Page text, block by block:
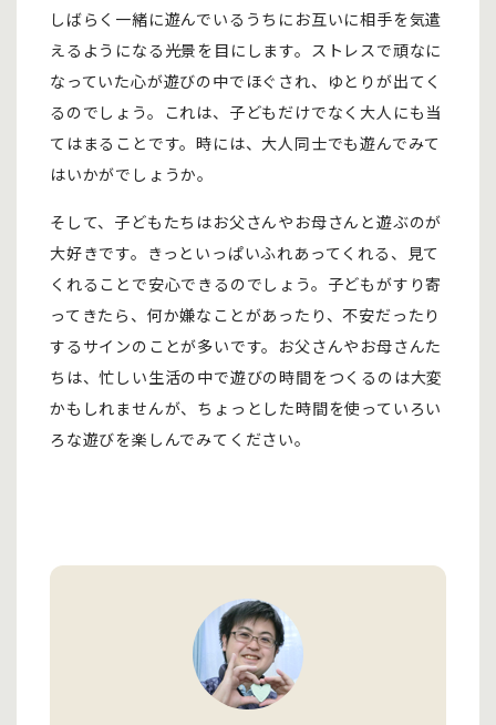
しばらく一緒に遊んでいるうちにお互いに相手を気遣
えるようになる光景を目にします。ストレスで頑なに
なっていた心が遊びの中でほぐされ、ゆとりが出てく
るのでしょう。これは、子どもだけでなく大人にも当
てはまることです。時には、大人同士でも遊んでみて
はいかがでしょうか。
そして、子どもたちはお父さんやお母さんと遊ぶのが
大好きです。きっといっぱいふれあってくれる、見て
くれることで安心できるのでしょう。子どもがすり寄
ってきたら、何か嫌なことがあったり、不安だったり
するサインのことが多いです。お父さんやお母さんた
ちは、忙しい生活の中で遊びの時間をつくるのは大変
かもしれませんが、ちょっとした時間を使っていろい
ろな遊びを楽しんでみてください。